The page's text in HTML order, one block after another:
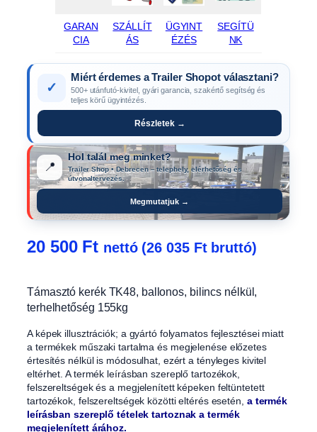
GARAN
CIA
SZÁLLÍT
ÁS
ÜGYINT
ÉZÉS
SEGÍTÜ
NK
✓
Miért érdemes a Trailer Shopot választani?
500+ utánfutó-kivitel, gyári garancia, szakértő segítség és
teljes körű ügyintézés.
Részletek →
📍
Hol talál meg minket?
Trailer Shop • Debrecen – telephely, elérhetőség és
útvonaltervezés.
Megmutatjuk →
20 500 Ft nettó (26 035 Ftbruttó)
Támasztó kerék TK48, ballonos, bilincs nélkül,
terhelhetőség 155kg
A képek illusztrációk; a gyártó folyamatos fejlesztései miatt
a termékek műszaki tartalma és megjelenése előzetes
értesítés nélkül is módosulhat, ezért a tényleges kivitel
eltérhet. A termék leírásban szereplő tartozékok,
felszereltségek és a megjelenített képeken feltüntetett
tartozékok, felszereltségek közötti eltérés esetén, a termék
leírásban szereplő tételek tartoznak a termék
megjelenített árához.